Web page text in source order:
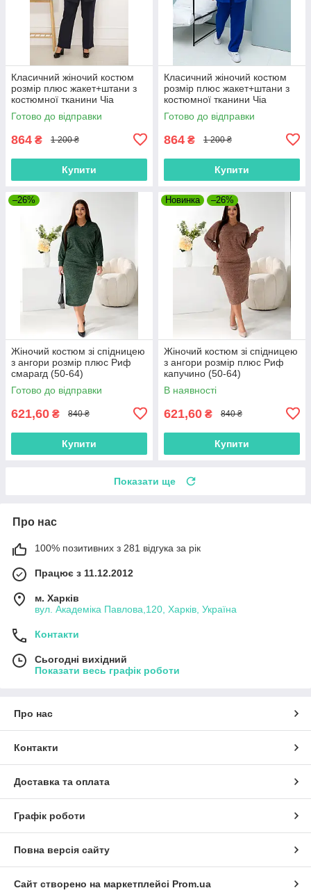
Класичний жіночий костюм
розмір плюс жакет+штани з
костюмної тканини Чіа
темно-синій (52-62)
Готово до відправки
864 ₴ 1 200 ₴
Купити
Класичний жіночий костюм
розмір плюс жакет+штани з
костюмної тканини Чіа
електрик (52-62)
Готово до відправки
864 ₴ 1 200 ₴
Купити
–26%
Жіночий костюм зі спідницею
з ангори розмір плюс Риф
смарагд (50-64)
Готово до відправки
621,60 ₴ 840 ₴
Купити
Новинка –26%
Жіночий костюм зі спідницею
з ангори розмір плюс Риф
капучино (50-64)
В наявності
621,60 ₴ 840 ₴
Купити
Показати ще
Про нас
100% позитивних з 281 відгука за рік
Працює з 11.12.2012
м. Харків
вул. Академіка Павлова,120, Харків, Україна
Контакти
Сьогодні вихідний
Показати весь графік роботи
Про нас
Контакти
Доставка та оплата
Графік роботи
Повна версія сайту
Сайт створено на маркетплейсі Prom.ua